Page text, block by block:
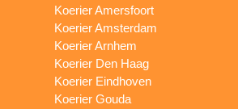
Koerier Amersfoort
Koerier Amsterdam
Koerier Arnhem
Koerier Den Haag
Koerier Eindhoven
Koerier Gouda